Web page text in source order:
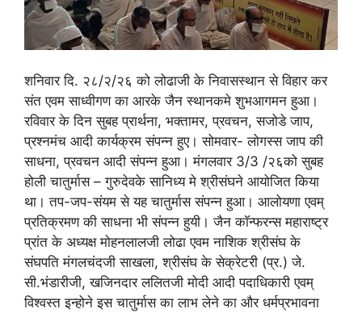
शनिवार दि. २८/२/२६ को लोढाजी के निवासस्थान से विहार कर
संत एवम साध्वीगण का आरके जैन स्थानकमे शुभआगमन हुआ।
रविवार के दिन सुबह प्रार्थना, भक्तामर, प्रवचन, सजोडे जाप,
प्रश्नमंच आदी कार्यक्रम संपन्न हुए। सोमवार- लोगस्स जाप की
साधना, प्रवचन आदी संपन्न हुआ। मंगलवार 3/3 /२६को सुबह
होली चातुर्मास – गुरुदेवके सानिध्य मे श्रीसंघने आयोजित किया
था। तप-जप-संयम से यह चातुर्मास संपन्न हुआ। आलोयणा एवम्
प्रतिक्रमण की साधना भी संपन्न हुयी। जैन कॉन्फरन्स महाराष्ट्र
प्रांत के अध्यक्ष मोहनलालजी लोढा एवम नाशिक श्रीसंघ के
संघपति मंगलचंदजी साखला, श्रीसंघ के सेक्रेटरी (प्र.) जे.
सी.भंडारीजी, खजिनदार ललितजी मोदी आदी पदाधिकारी एवम्
विश्वस्त इन्होने इस चातुर्मास का लाभ लेने का और धर्मप्रभावना